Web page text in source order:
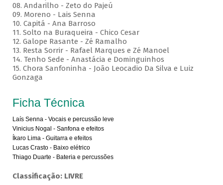
08. Andarilho - Zeto do Pajeú
09. Moreno - Lais Senna
10. Capitá - Ana Barroso
11. Solto na Buraqueira - Chico Cesar
12. Galope Rasante - Zé Ramalho
13. Resta Sorrir - Rafael Marques e Zé Manoel
14. Tenho Sede - Anastácia e Dominguinhos
15. Chora Sanfoninha - João Leocadio Da Silva e Luiz
Gonzaga
Ficha Técnica
Laís Senna - Vocais e percussão leve
Vinicius Nogal - Sanfona e efeitos
Íkaro Lima - Guitarra e efeitos
Lucas Crasto - Baixo elétrico
Thiago Duarte - Bateria e percussões
Classificação: LIVRE